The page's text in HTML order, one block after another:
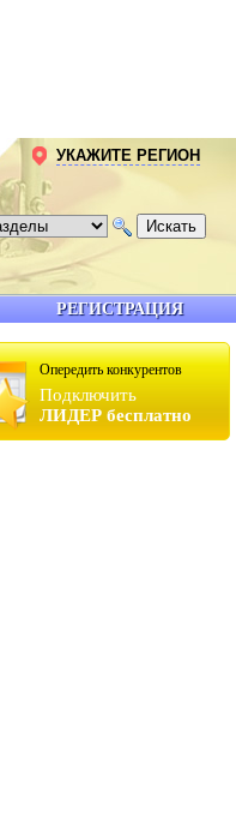
Опередить конкурентов
Подключить
ЛИДЕР бесплатно
РЕГИСТРАЦИЯ
УКАЖИТЕ РЕГИОН